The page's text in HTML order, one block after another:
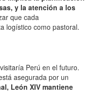
y la atención a los
que cada
logístico como pastoral.
Perú en el futuro.
asegurada por un
León XIV mantiene